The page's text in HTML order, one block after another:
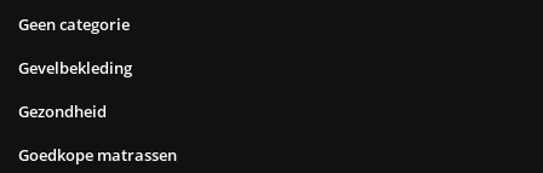
Geen categorie
Gevelbekleding
Gezondheid
Goedkope matrassen